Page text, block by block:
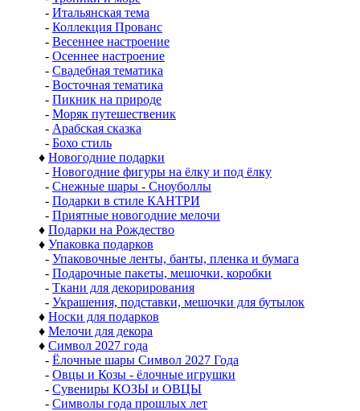
- Итальянская тема
- Коллекция Прованс
- Весеннее настроение
- Осеннее настроение
- Свадебная тематика
- Восточная тематика
- Пикник на природе
- Моряк путешественик
- Арабская сказка
- Бохо стиль
♦ Новогодние подарки
- Новогодние фигуры на ёлку и под ёлку
- Снежные шары - Сноуболлы
- Подарки в стиле КАНТРИ
- Приятные новогодние мелочи
♦ Подарки на Рождество
♦ Упаковка подарков
- Упаковочные ленты, банты, пленка и бумага
- Подарочные пакеты, мешочки, коробки
- Ткани для декорирования
- Украшения, подставки, мешочки для бутылок
♦ Носки для подарков
♦ Мелочи для декора
♦ Символ 2027 года
- Ёлочные шары Символ 2027 Года
- Овцы и Козы - ёлочные игрушки
- Сувениры КОЗЫ и ОВЦЫ
- Символы года прошлых лет